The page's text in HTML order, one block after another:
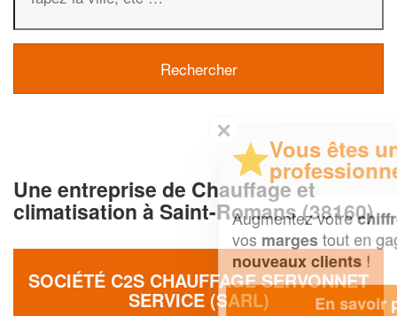
Une entreprise de Chauffage et
climatisation à Saint-Romans (38160)
SOCIÉTÉ C2S CHAUFFAGE SERVONNET
SERVICE (SARL)
Vous êtes un
professionnel ?
Augmentez votrechiffre d'affaireset
tout en gagnant de
nouveaux clients!
En savoir plus